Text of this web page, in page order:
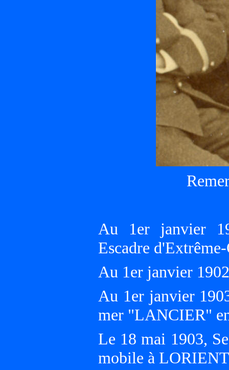
Au 1er janvier
Escadre
Au 1er janvier
Au 1er janvier
mer "LANCIER"
Le 18 mai 1903,
mobile à